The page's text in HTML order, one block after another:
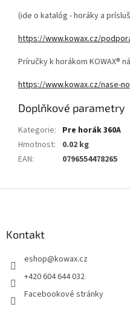
(ide o katalóg - horáky a
https://www.kowax.cz/
Príručky k horákom KOWAX®
https://www.kowax.cz/nase-
Doplňkové parametry
Kategorie: Pre horák 360A
Hmotnost:
0.02 kg
EAN: 0796554478265
Kontakt
eshop@kowax.cz
+420 604 644 032
Facebookové stránky